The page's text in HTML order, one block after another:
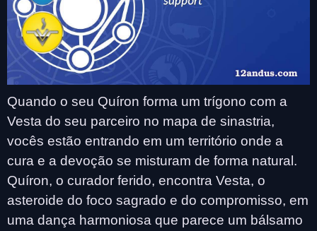
Quando o seu Quíron forma um trígono com a
Vesta do seu parceiro no mapa de sinastria,
vocês estão entrando em um território onde a
cura e a devoção se misturam de forma natural.
Quíron, o curador ferido, encontra Vesta, o
asteroide do foco sagrado e do compromisso, em
uma dança harmoniosa que parece um bálsamo